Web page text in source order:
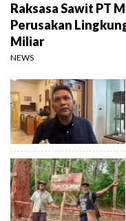
Raksasa Sawit PT
Perusakan
Miliar
NEWS